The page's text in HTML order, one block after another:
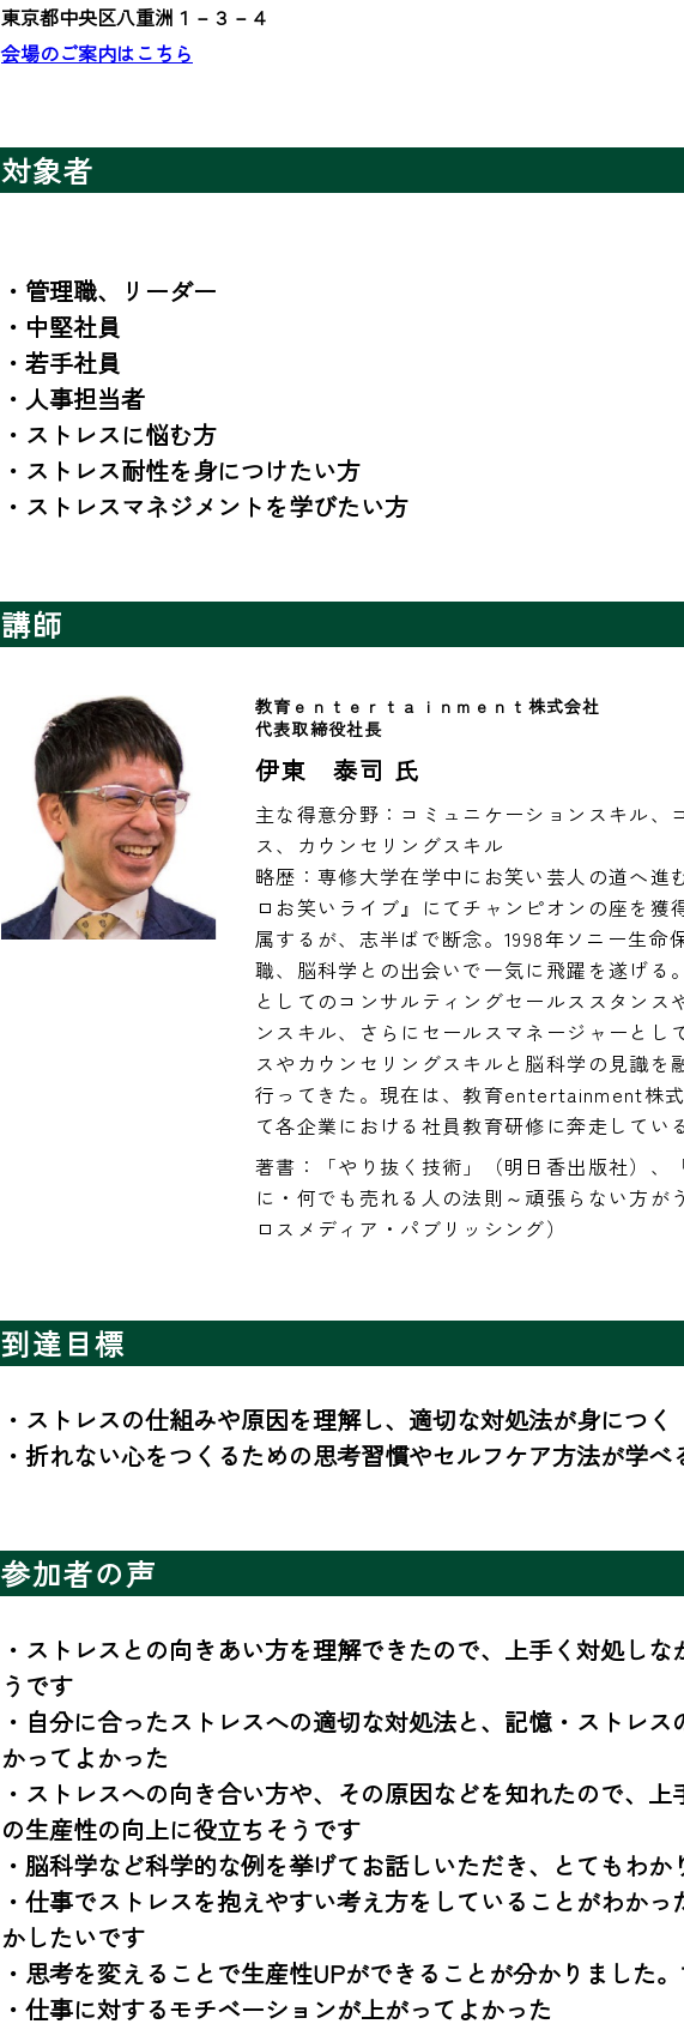
東京都中央区八重洲１－３－４
会場のご案内はこちら
対象者
・管理職、リーダー
・中堅社員
・若手社員
・人事担当者
・ストレスに悩む方
・ストレス耐性を身につけたい方
・ストレスマネジメントを学びたい方
講師
教育ｅｎｔｅｒｔａｉｎｍｅｎｔ株式会社
代表取締役社長
伊東 泰司 氏
主な得意分野：コミュニケーションスキル、
ス、カウンセリングスキル
略歴：専修大学在学中にお笑い芸人の道へ進
ロお笑いライブ』にてチャンピオンの座を獲
属するが、志半ばで断念。1998年ソニー生命
職、脳科学との出会いで一気に飛躍を遂げる
としてのコンサルティングセールススタンス
ンスキル、さらにセールスマネージャーとし
スやカウンセリングスキルと脳科学の見識を
行ってきた。現在は、教育entertainment株
て各企業における社員教育研修に奔走している
著書：「やり抜く技術」（明日香出版社）、
に・何でも売れる人の法則～頑張らない方が
ロスメディア・パブリッシング）
到達目標
・ストレスの仕組みや原因を理解し、適切な対処法が身につく
・折れない心をつくるための思考習慣やセルフケア方法が学べ
参加者の声
・ストレスとの向きあい方を理解できたので、上手く対処しな
うです
・自分に合ったストレスへの適切な対処法と、記憶・ストレ
かってよかった
・ストレスへの向き合い方や、その原因などを知れたので、
の生産性の向上に役立ちそうです
・脳科学など科学的な例を挙げてお話しいただき、とてもわ
・仕事でストレスを抱えやすい考え方をしていることがわか
かしたいです
・思考を変えることで生産性UPができることが分かりました
・仕事に対するモチベーションが上がってよかった